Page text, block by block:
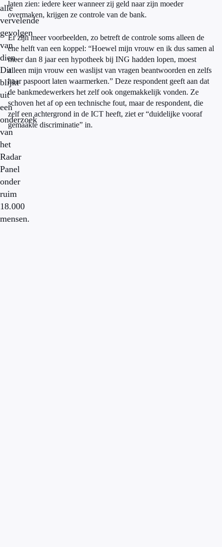
alle
vervelende
gevolgen
van
dien.
Dit
blijkt
uit
een
onderzoek
van
het
Radar
Panel
onder
ruim
18.000
mensen.
laten zien: iedere keer wanneer zij geld naar zijn moeder
overmaken, krijgen ze controle van de bank.
Er zijn meer voorbeelden, zo betreft de controle soms alleen de
ene helft van een koppel: “Hoewel mijn vrouw en ik dus samen al
meer dan 8 jaar een hypotheek bij ING hadden lopen, moest
alleen mijn vrouw een waslijst van vragen beantwoorden en zelfs
haar paspoort laten waarmerken.” Deze respondent geeft aan dat
de bankmedewerkers het zelf ook ongemakkelijk vonden. Ze
schoven het af op een technische fout, maar de respondent, die
zelf een achtergrond in de ICT heeft, ziet er “duidelijke vooraf
gemaakte discriminatie” in.